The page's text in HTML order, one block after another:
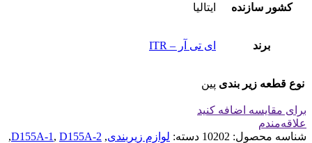
کشور سازنده ایتالیا
برند ای تی آر – ITR
نوع قطعه زیر بندی پین
برای مقایسه اضافه کنید
علاقه‌مندم
شناسه محصول: 10202 دسته: لوازم زیربندی,
D155A-1 , D155A-2
,